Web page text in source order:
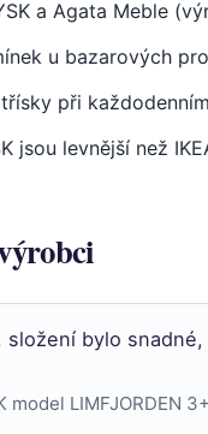
a Agata Meble
u bazarových
při
jsou levnější než
složení bylo
model LIMFJORDEN